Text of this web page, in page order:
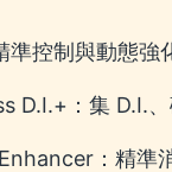
準控制與動態強
D.I.+：集 D.I.、
：精準